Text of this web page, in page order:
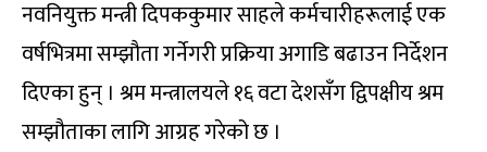
नवनियुक्त मन्त्री दिपककुमार साहले कर्मचारीहरूलाई एक
वर्षभित्रमा सम्झौता गर्नेगरी प्रक्रिया अगाडि बढाउन निर्देशन
दिएका हुन् । श्रम मन्त्रालयले १६ वटा देशसँग द्विपक्षीय श्रम
सम्झौताका लागि आग्रह गरेको छ ।